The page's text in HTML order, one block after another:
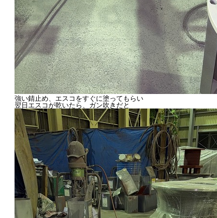
強い錆止め、エスコをすぐに塗ってもらい
翌日エスコが乾いたら、ガン吹きだと